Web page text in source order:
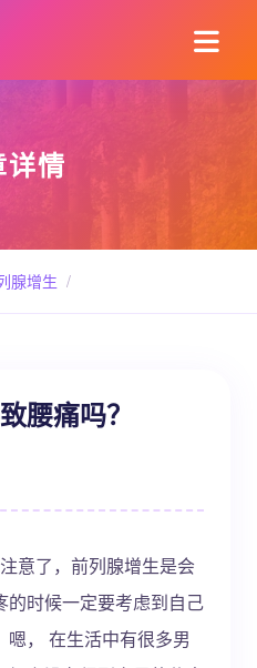
详情
腺增生 /
腰痛吗？
意了，前列腺增生是会
的时候一定要考虑到自己
， 在生活中有很多男